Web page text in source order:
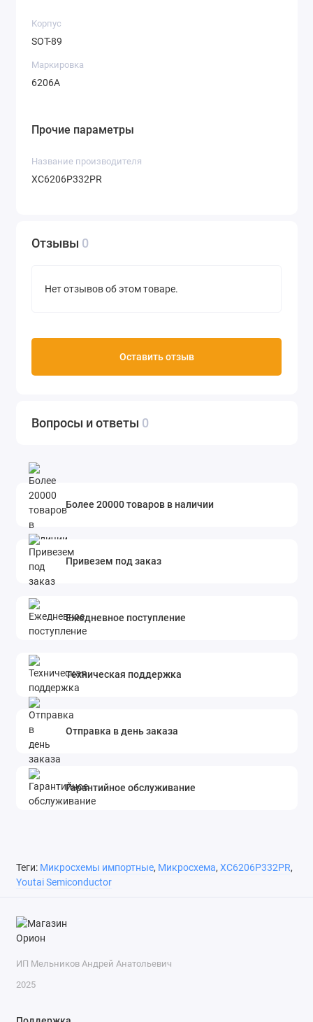
Корпус
SOT-89
Маркировка
6206A
Прочие параметры
Название производителя
XC6206P332PR
Отзывы 0
Нет отзывов об этом товаре.
Оставить отзыв
Вопросы и ответы 0
Более 20000 товаров в наличии
Привезем под заказ
Ежедневное поступление
Техническая поддержка
Отправка в день заказа
Гарантийное обслуживание
Теги: Микросхемы импортные, Микросхема, XC6206P332PR,
Youtai Semiconductor
ИП Мельников Андрей Анатольевич
2025